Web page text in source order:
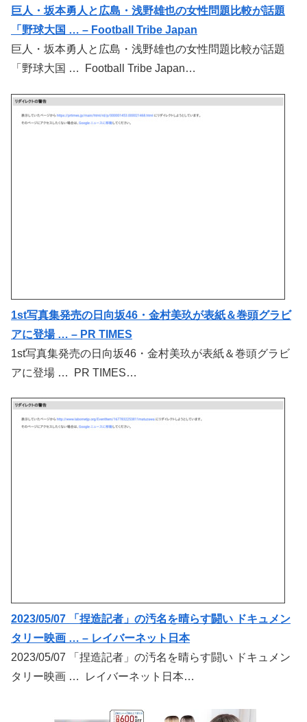
巨人・坂本勇人と広島・浅野雄也の女性問題比較が話題
「野球大国 … – Football Tribe Japan
巨人・坂本勇人と広島・浅野雄也の女性問題比較が話題
「野球大国 … Football Tribe Japan…
1st写真集発売の日向坂46・金村美玖が表紙＆巻頭グラビ
アに登場 … – PR TIMES
1st写真集発売の日向坂46・金村美玖が表紙＆巻頭グラビ
アに登場 … PR TIMES…
2023/05/07 「捏造記者」の汚名を晴らす闘い ドキュメン
タリー映画 … – レイバーネット日本
2023/05/07 「捏造記者」の汚名を晴らす闘い ドキュメン
タリー映画 … レイバーネット日本…